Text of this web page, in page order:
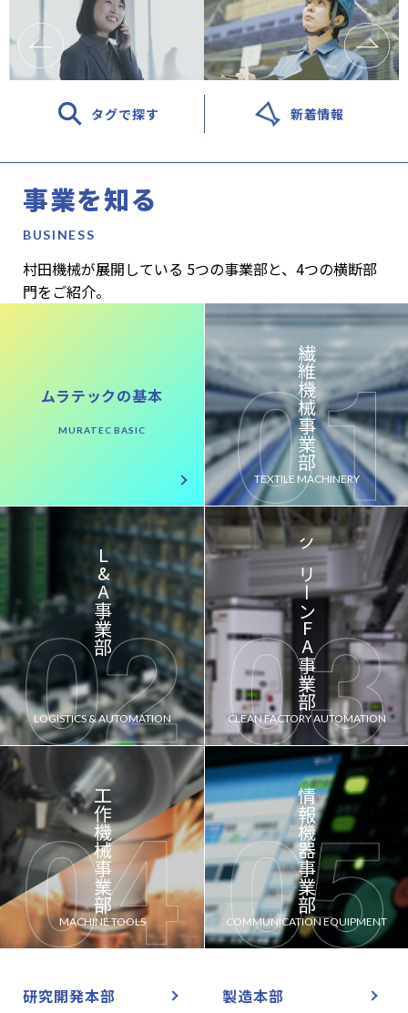
タグで探す 新着情報
事業を知る
村田機械が展開している 5つの事業部と、 4つの横断部
門をご紹介。
ムラテックの基本 繊維機械事業部
TEXTILE MACHINERY
L&A事業部
LOGISTICS & AUTOMATION
クリーンFA事業部
CLEAN FACTORY AUTOMATION
工作機械事業部
MACHINE TOOLS
情報機器事業部
COMMUNICATION EQUIPMENT
研究開発本部 製造本部